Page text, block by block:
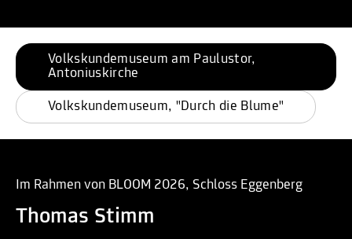
Volkskundemuseum am Paulustor,
Antoniuskirche
Volkskundemuseum, "Durch die Blume"
Im Rahmen von BLOOM 2026, Schloss Eggenberg
Thomas Stimm